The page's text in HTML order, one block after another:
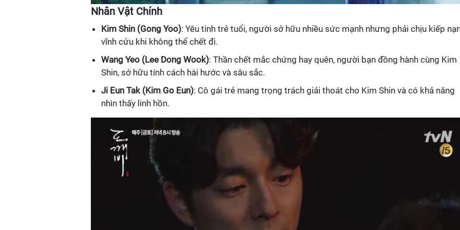
Nhân Vật Chính
Kim Shin (Gong Yoo): Yêu tinh trẻ tuổi, người sở hữu nhiều sức mạnh nhưng phải chịu kiếp
vĩnh cửu khi không thể chết đi.
Wang Yeo (Lee Dong Wook): Thần chết mắc chứng hay quên, người bạn đồng hành cùng Kim
Shin, sở hữu tính cách hài hước và sâu sắc.
Ji Eun Tak (Kim Go Eun): Cô gái trẻ mang trọng trách giải thoát cho Kim Shin và có khả năng
nhìn thấy linh hồn.